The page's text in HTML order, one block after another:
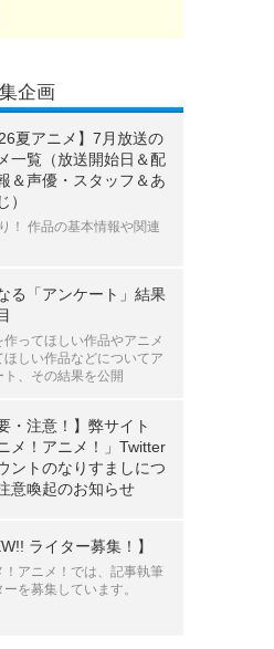
企画
夏アニメ】7月放送の
一覧（放送開始日＆配
＆声優・スタッフ＆あ
）
！ 作品の基本情報や関連
る「アンケート」結果
作ってほしい作品やアニメ
ほしい作品などについてア
ト、その結果を公開
・注意！】弊サイト
メ！アニメ！」Twitter
ントのなりすましにつ
意喚起のお知らせ
ライター募集！】
！アニメ！では、記事執筆
ーを募集しています。